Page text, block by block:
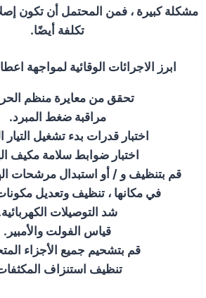
مشكلة كبيرة ، فمن المحتمل أن تكون
تكلفة أيضًا.
ابرز الاجرائات الوقائية لمواجهة
تحقق من معايرة منظم
مراقبة ضغط المبرد.
اختبار قدرات بدء تشغيل التيار
اختبار ضوابط سلامة مكيف
قم بتنظيف و / أو استبدال مرشحات
في مكانها ، تنظيف وتعديل
شد التوصيلات الكهربائية
قياس الفولت والأمبير .
قم بتشحيم جميع الأجزاء
تنظيف استنزاف